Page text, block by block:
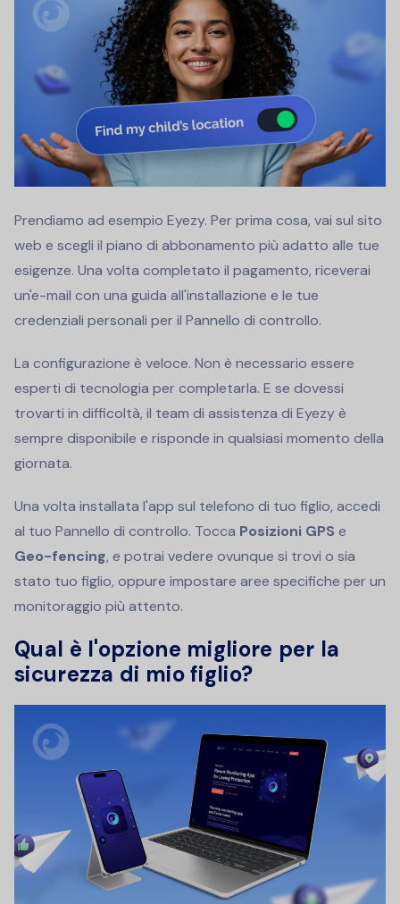
Prendiamo ad esempio Eyezy. Per prima cosa, vai sul sito
web e scegli il piano di abbonamento più adatto alle tue
esigenze. Una volta completato il pagamento, riceverai
un'e-mail con una guida all'installazione e le tue
credenziali personali per il Pannello di controllo.
La configurazione è veloce. Non è necessario essere
esperti di tecnologia per completarla. E se dovessi
trovarti in difficoltà, il team di assistenza di Eyezy è
sempre disponibile e risponde in qualsiasi momento della
giornata.
Una volta installata l'app sul telefono di tuo figlio, accedi
al tuo Pannello di controllo. Tocca Posizioni GPS e
Geo-fencing, e potrai vedere ovunque si trovi o sia
stato tuo figlio, oppure impostare aree specifiche per un
monitoraggio più attento.
Qual è l'opzione migliore per la
sicurezza di mio figlio?